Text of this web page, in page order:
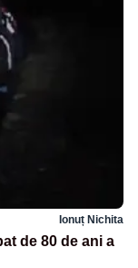
Ionuț Nichita
de 80 de ani a